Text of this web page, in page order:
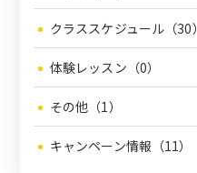
クラススケジュール（30）
体験レッスン（0）
その他（1）
キャンペーン情報（11）